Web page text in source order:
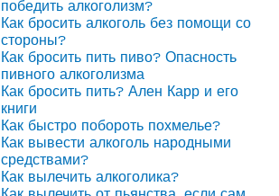
победить алкоголизм?
Как бросить алкоголь без помощи со
стороны?
Как бросить пить пиво? Опасность
пивного алкоголизма
Как бросить пить? Ален Карр и его
книги
Как быстро побороть похмелье?
Как вывести алкоголь народными
средствами?
Как вылечить алкоголика?